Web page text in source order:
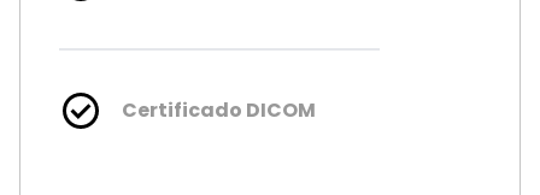
Certificado DICOM